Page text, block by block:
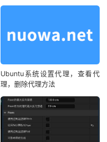
Ubuntu系统设置代理，查看代
理，删除代理方法